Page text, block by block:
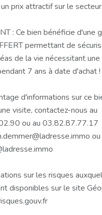
prix attractif sur le secteur.
: Ce bien bénéficie d'une
permettant de
de la vie nécessitant
7 ans à date d'achat !
d'informations sur ce
visite, contactez-nous au
ou au 03.82.87.77.17
ou
sur les risques
disponibles sur le site